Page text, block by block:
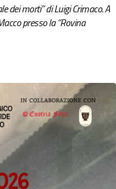
dei morti” di Luigi Crimaco. A
presso la “Rovina